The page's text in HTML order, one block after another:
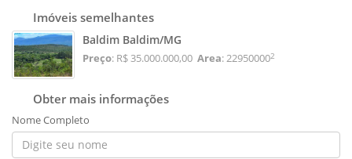
Imóveis semelhantes
Baldim Baldim/MG
Preço: R$ 35.000.000,00 Area: 229500002
Obter mais informações
Nome Completo